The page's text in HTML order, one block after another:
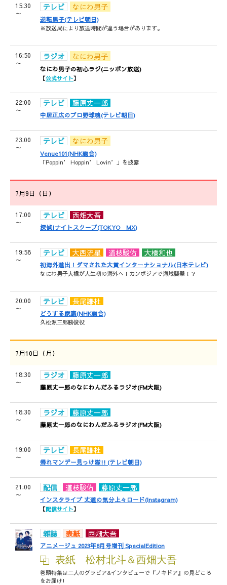
15:30
～
テレビ なにわ男子
逆転男子(テレビ朝日)
※放送局により放送時間が違う場合があります。
16:50
～
ラジオ なにわ男子
なにわ男子の初心ラジ(ニッポン放送)
【公式サイト】
22:00
～
テレビ 藤原丈一郎
中居正広のプロ野球魂(テレビ朝日)
23:00
～
テレビ なにわ男子
Venue101(NHK総合)
「Poppin’ Hoppin’ Lovin’」を披露
7月9日（日）
17:00
～
テレビ 西畑大吾
探偵!ナイトスクープ(TOKYO MX)
19:58
～
テレビ 大西流星 道枝駿佑 大橋和也
初海外進出！ダマされた大賞インターナショナル(日本テレビ)
なにわ男子大橋が人生初の海外へ！カンボジアで海賊襲撃！？
20:00
～
テレビ 長尾謙杜
どうする家康(NHK総合)
久松源三郎勝俊役
7月10日（月）
18:30
～
ラジオ 藤原丈一郎
藤原丈一郎のなにわんだふるラジオ(FM大阪)
18:30
～
ラジオ 藤原丈一郎
藤原丈一郎のなにわんだふるラジオ(FM大阪)
19:00
～
テレビ 長尾謙杜
帰れマンデー見っけ隊!! (テレビ朝日)
21:00
～
配信 道枝駿佑 藤原丈一郎
インスタライブ 丈道の気分上々ロード(Instagram)
【配信サイト】
雑誌 表紙 西畑大吾
アニメージュ 2023年8月号増刊 SpecialEdition
表紙 松村北斗＆西畑大吾
巻頭特集は二人のグラビア&インタビューで『ノキドア』の見どころ
をお届け!